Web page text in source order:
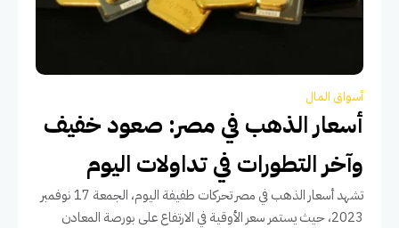
أسواق المال
أسعار الذهب في مصر: صعود خفيف
وآخر التطورات في تداولات اليوم
تشهد أسعار الذهب في مصر تحركات طفيفة اليوم، الجمعة 17 نوفمبر
2023، حيث يستمر سعر الأوقية في الارتفاع على بورصة المعادن